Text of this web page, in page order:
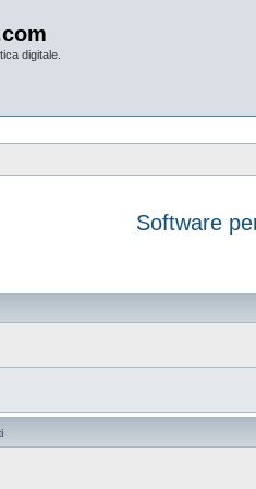
digitale.
Software